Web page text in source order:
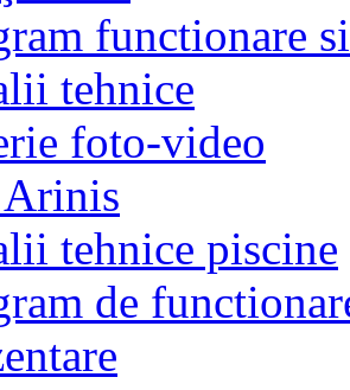
functionare
tehnice
foto-video
tehnice piscine
de